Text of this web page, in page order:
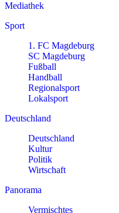
Mediathek
Sport
1. FC Magdeburg
SC Magdeburg
Fußball
Handball
Regionalsport
Lokalsport
Deutschland
Deutschland
Kultur
Politik
Wirtschaft
Panorama
Vermischtes